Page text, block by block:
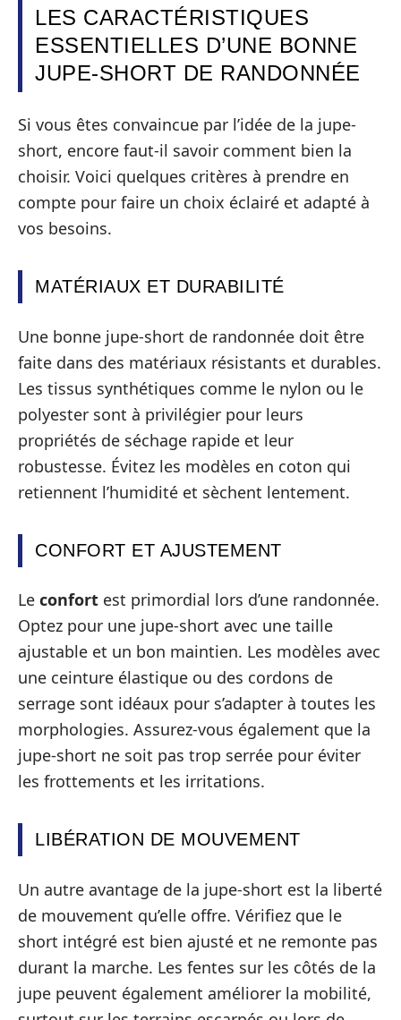
LES CARACTÉRISTIQUES
ESSENTIELLES D’UNE BONNE
JUPE-SHORT DE RANDONNÉE
Si vous êtes convaincue par l’idée de la jupe-
short, encore faut-il savoir comment bien la
choisir. Voici quelques critères à prendre en
compte pour faire un choix éclairé et adapté à
vos besoins.
MATÉRIAUX ET DURABILITÉ
Une bonne jupe-short de randonnée doit être
faite dans des matériaux résistants et durables.
Les tissus synthétiques comme le nylon ou le
polyester sont à privilégier pour leurs
propriétés de séchage rapide et leur
robustesse. Évitez les modèles en coton qui
retiennent l’humidité et sèchent lentement.
CONFORT ET AJUSTEMENT
Le confort est primordial lors d’une randonnée.
Optez pour une jupe-short avec une taille
ajustable et un bon maintien. Les modèles avec
une ceinture élastique ou des cordons de
serrage sont idéaux pour s’adapter à toutes les
morphologies. Assurez-vous également que la
jupe-short ne soit pas trop serrée pour éviter
les frottements et les irritations.
LIBÉRATION DE MOUVEMENT
Un autre avantage de la jupe-short est la liberté
de mouvement qu’elle offre. Vérifiez que le
short intégré est bien ajusté et ne remonte pas
durant la marche. Les fentes sur les côtés de la
jupe peuvent également améliorer la mobilité,